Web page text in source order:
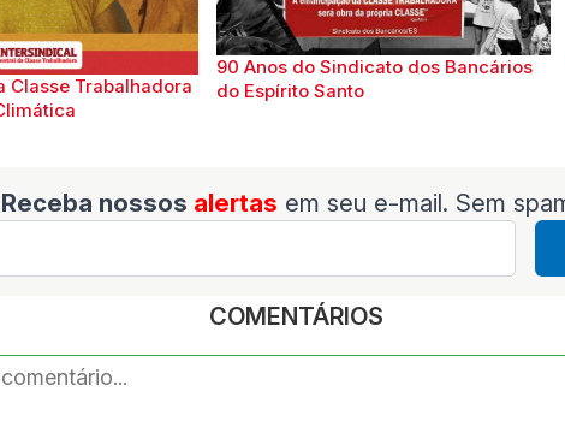
Classe Trabalhadora
90 Anos do Sindicato dos Bancários
do Espírito Santo
Receba nossos alertas em seu e-mail. Sem
COMENTÁRIOS